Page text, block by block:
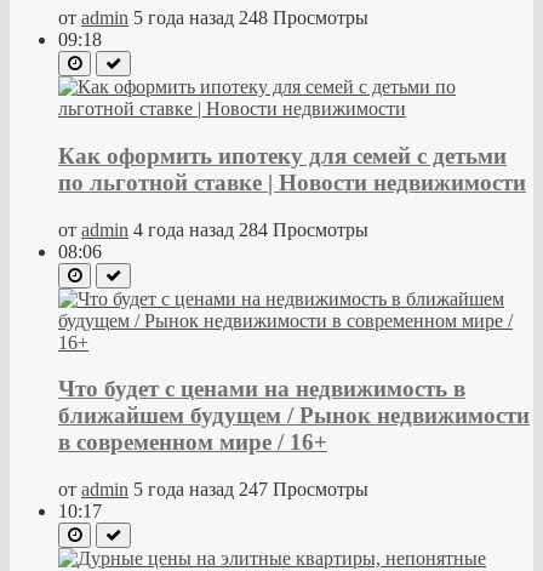
от admin 5 года назад 248 Просмотры
09:18
Как оформить ипотеку для семей с детьми
по льготной ставке | Новости недвижимости
от admin 4 года назад 284 Просмотры
08:06
Что будет с ценами на недвижимость в
ближайшем будущем / Рынок недвижимости
в современном мире / 16+
от admin 5 года назад 247 Просмотры
10:17